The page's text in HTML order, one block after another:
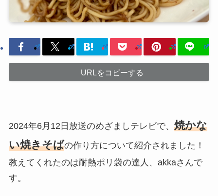
URLをコピーする
2024年6月12日放送のめざましテレビで、 焼かな
い焼きそばの作り方について紹介されました！
教えてくれたのは耐熱ポリ袋の達人、akkaさんで
す。